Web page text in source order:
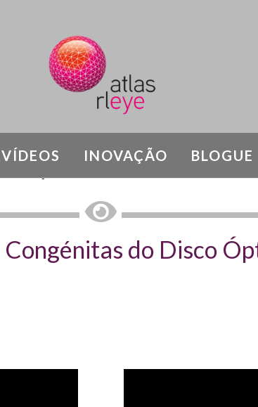
VÍDEOS INOVAÇÃO BLOGUE
Congénitas do Disco